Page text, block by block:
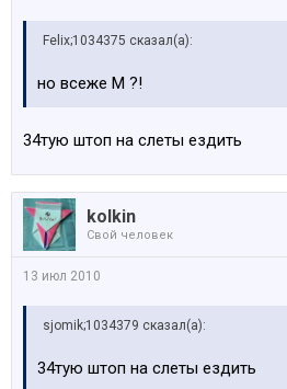
Felix;1034375 сказал(а):
но всеже М ?!
34тую штоп на слеты ездить
kolkin
Свой человек
13 июл 2010
sjomik;1034379 сказал(а):
34тую штоп на слеты ездить